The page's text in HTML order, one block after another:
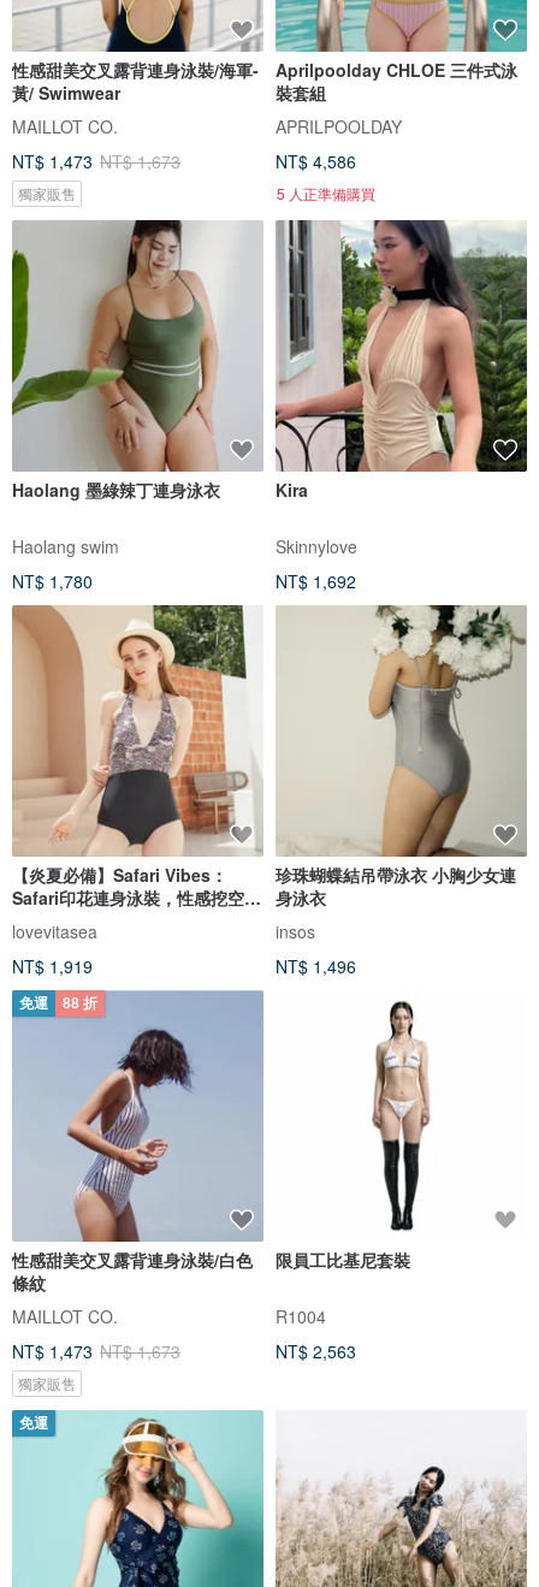
性感甜美交叉露背連身泳裝/海軍-
黃/ Swimwear
MAILLOT CO.
NT$ 1,473 NT$ 1,673
獨家販售
Aprilpoolday CHLOE 三件式泳
裝套組
APRILPOOLDAY
NT$ 4,586
5 人正準備購買
Haolang 墨綠辣丁連身泳衣
Haolang swim
NT$ 1,780
Kira
Skinnylove
NT$ 1,692
【炎夏必備】Safari Vibes：
Safari印花連身泳裝，性感挖空設
計。
lovevitasea
NT$ 1,919
珍珠蝴蝶結吊帶泳衣 小胸少女連
身泳衣
insos
NT$ 1,496
免運 88 折
性感甜美交叉露背連身泳裝/白色
條紋
MAILLOT CO.
NT$ 1,473 NT$ 1,673
獨家販售
限員工比基尼套裝
R1004
NT$ 2,563
免運